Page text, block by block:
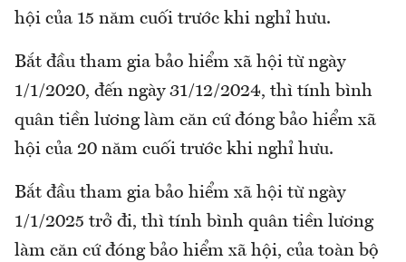
hội của 15 năm cuối trước khi nghỉ hưu.
Bắt đầu tham gia bảo hiểm xã hội từ ngày
1/1/2020, đến ngày 31/12/2024, thì tính bình
quân tiền lương làm căn cứ đóng bảo hiểm xã
hội của 20 năm cuối trước khi nghỉ hưu.
Bắt đầu tham gia bảo hiểm xã hội từ ngày
1/1/2025 trở đi, thì tính bình quân tiền lương
làm căn cứ đóng bảo hiểm xã hội, của toàn bộ